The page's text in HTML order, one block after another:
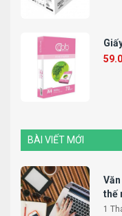
BÀI VIẾT MỚI
thế
1